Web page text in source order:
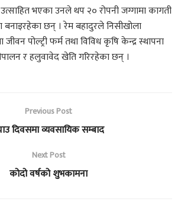
भएका उनले थप २० रोपनी जग्गामा कागती
बनाइरहेका छन् । रेम बहादुरले निसीखोला
जीवन पोल्ट्री फर्म तथा विविध कृषि केन्द्र स्थापना
र हलुवावेद खेति गरिरहेका छन् ।
Previous Post
दिवसमा व्यवसायिक सम्बाद
Next Post
कोदो वर्षको शुभकामना